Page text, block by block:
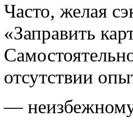
Часто, желая
«Заправить
отсутствии
—